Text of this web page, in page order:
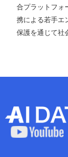
合プラットフォ
携による若手エ
保護を通じて社